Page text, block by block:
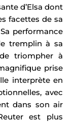
d’Elsa dont
facettes de sa
performance
tremplin à sa
triompher à
prise
interprète en
avec
dans son air
est plus